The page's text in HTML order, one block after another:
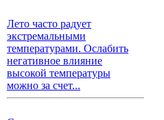
Лето часто радует
экстремальными
температурами. Ослабить
негативное влияние
высокой температуры
можно за счет...